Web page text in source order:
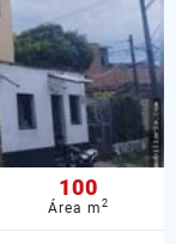
100
Área m2